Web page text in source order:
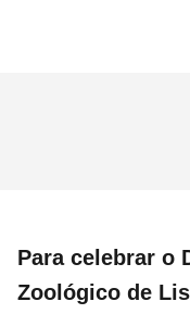
Para celebrar o
Zoológico de